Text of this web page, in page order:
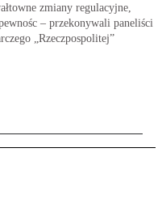
zmiany regulacyjne,
– przekonywali paneliści
„Rzeczpospolitej”